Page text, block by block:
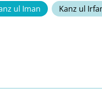
ul Iman Kanz ul